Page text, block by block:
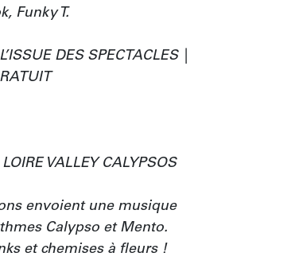
Funky T.
DES SPECTACLES |
VALLEY CALYPSOS
envoient une musique
Calypso et Mento.
et chemises à fleurs !